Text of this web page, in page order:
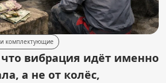
комплектующие
вибрация идёт именно
а не от колёс,